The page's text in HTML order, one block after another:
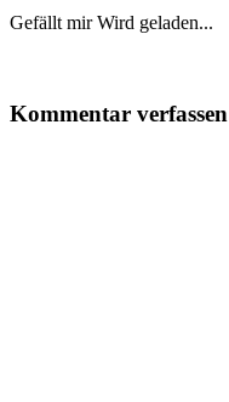
Gefällt mir Wird geladen...
Kommentar verfassen